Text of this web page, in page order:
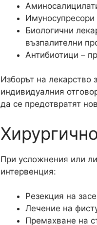
Имуносупресори
Биологични
възпалителни
Антибиотици –
Изборът на лекарство
индивидуалния
да се предотвратят
При усложнения или
интервенция:​
Резекция на
Лечение на
Премахване на